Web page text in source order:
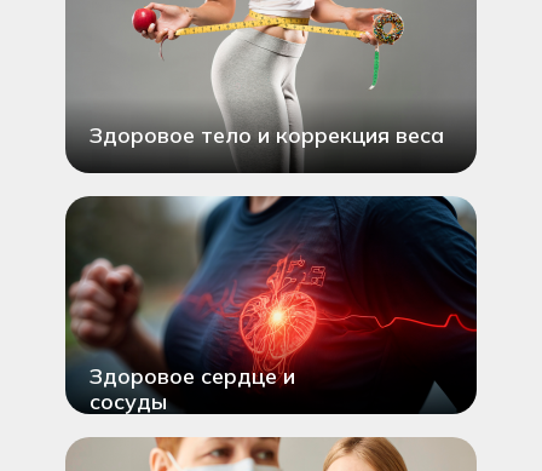
Здоровое тело и коррекция веса
Здоровое сердце и
сосуды